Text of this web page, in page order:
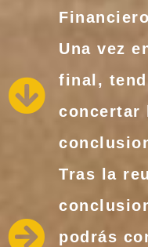
Una vez
final,
concertar
Tras la
podrás